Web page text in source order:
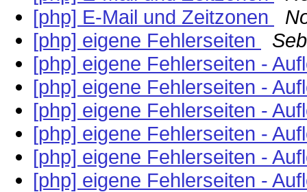
[php] E-Mail und Zeitzonen
[php] eigene Fehlerseiten
[php] eigene Fehlerseiten -
[php] eigene Fehlerseiten -
[php] eigene Fehlerseiten -
[php] eigene Fehlerseiten -
[php] eigene Fehlerseiten -
[php] eigene Fehlerseiten -